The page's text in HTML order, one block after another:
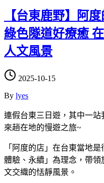
【台東鹿野】阿
綠色隧道好療癒
人文風景
2025-10-15
By lyes
連假台東三日遊，其中一
來趟在地的慢遊之旅~
「阿度的店」在台東當地
體驗、永續」為理念，帶
文交織的恬靜風景。